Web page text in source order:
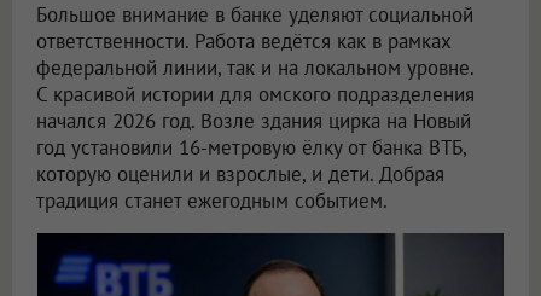
Большое внимание в банке уделяют социальной
ответственности. Работа ведётся как в рамках
федеральной линии, так и на локальном уровне.
С красивой истории для омского подразделения
начался 2026 год. Возле здания цирка на Новый
год установили 16-метровую ёлку от банка ВТБ,
которую оценили и взрослые, и дети. Добрая
традиция станет ежегодным событием.